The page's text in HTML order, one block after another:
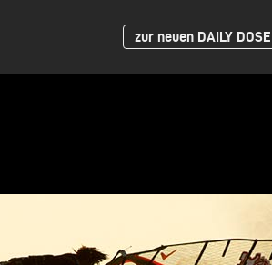
zur neuen DAILY